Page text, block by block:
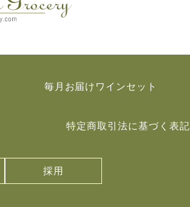
毎月お届けワインセット
特定商取引法に基づく表記
採用